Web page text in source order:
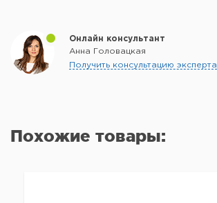
Онлайн консультант
Анна Головацкая
Получить консультацию эксперта
Похожие товары: